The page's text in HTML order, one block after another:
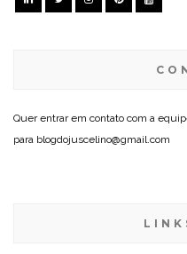
Quer entrar em contato com a
para blogdojuscelino@gmail.com